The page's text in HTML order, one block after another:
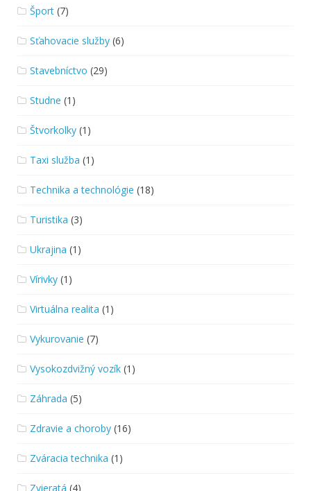
Šport (7)
Sťahovacie služby (6)
Stavebníctvo (29)
Studne (1)
Štvorkolky (1)
Taxi služba (1)
Technika a technológie (18)
Turistika (3)
Ukrajina (1)
Vírivky (1)
Virtuálna realita (1)
Vykurovanie (7)
Vysokozdvižný vozík (1)
Záhrada (5)
Zdravie a choroby (16)
Zváracia technika (1)
Zvieratá (4)